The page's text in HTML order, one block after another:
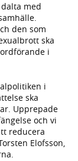
med
den som
ska
i
i
ska
Upprepade
och vi
reducera
Elofsson,